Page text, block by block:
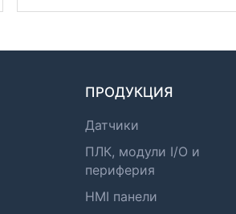
ПРОДУКЦИЯ
Датчики
ПЛК, модули I/O и
периферия
HMI панели